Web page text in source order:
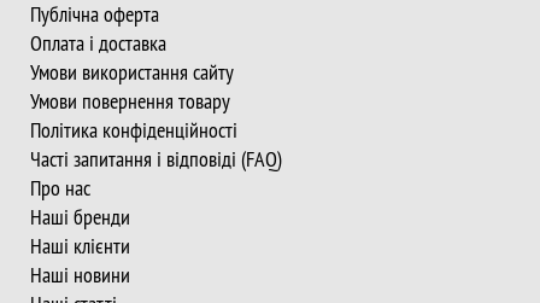
Публічна оферта
Оплата і доставка
Умови використання сайту
Умови повернення товару
Політика конфіденційності
Часті запитання і відповіді (FAQ)
Про нас
Наші бренди
Наші клієнти
Наші новини